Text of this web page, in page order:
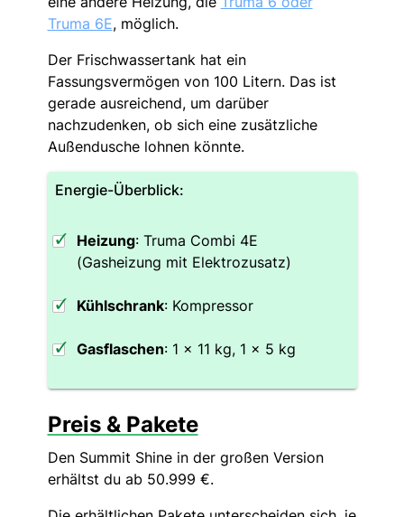
Truma 6E, möglich.
Der Frischwassertank hat ein
Fassungsvermögen von 100 Litern. Das ist
gerade ausreichend, um darüber
nachzudenken, ob sich eine zusätzliche
Außendusche lohnen könnte.
Energie-Überblick:
Heizung: Truma Combi 4E
(Gasheizung mit Elektrozusatz)
Kühlschrank: Kompressor
Gasflaschen: 1 x 11 kg, 1 x 5 kg
Preis & Pakete
Den Summit Shine in der großen Version
erhältst du ab 50.999 €.